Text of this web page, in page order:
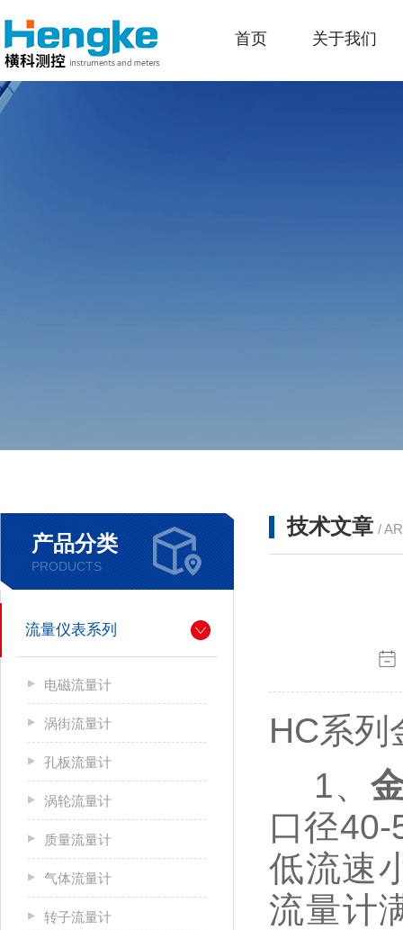
首页 关于我们
产品分类
PRODUCTS
流量仪表系列
电磁流量计
涡街流量计
孔板流量计
涡轮流量计
质量流量计
气体流量计
转子流量计
技术文章 /
HC系列
1、
口径
低流速
流量计